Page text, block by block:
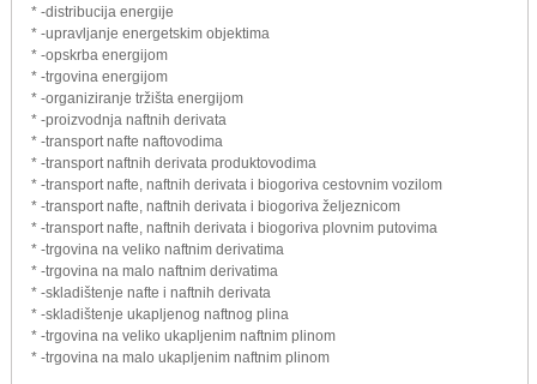
* -distribucija energije
* -upravljanje energetskim objektima
* -opskrba energijom
* -trgovina energijom
* -organiziranje tržišta energijom
* -proizvodnja naftnih derivata
* -transport nafte naftovodima
* -transport naftnih derivata produktovodima
* -transport nafte, naftnih derivata i biogoriva cestovnim vozilom
* -transport nafte, naftnih derivata i biogoriva željeznicom
* -transport nafte, naftnih derivata i biogoriva plovnim putovima
* -trgovina na veliko naftnim derivatima
* -trgovina na malo naftnim derivatima
* -skladištenje nafte i naftnih derivata
* -skladištenje ukapljenog naftnog plina
* -trgovina na veliko ukapljenim naftnim plinom
* -trgovina na malo ukapljenim naftnim plinom